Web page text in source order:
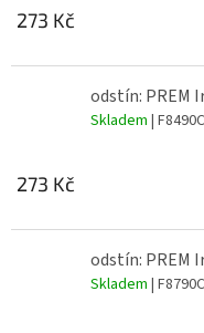
273 Kč
odstín: PREM
Skladem | F8490C
273 Kč
odstín: PREM
Skladem | F8790C